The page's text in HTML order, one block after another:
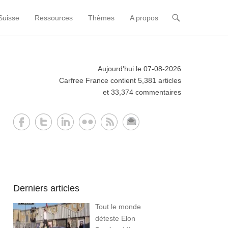
Ressources Thèmes A propos
Aujourd'hui le 07-08-2026
Carfree France contient 5,381 articles
et 33,374 commentaires
Derniers articles
Tout le monde
déteste Elon